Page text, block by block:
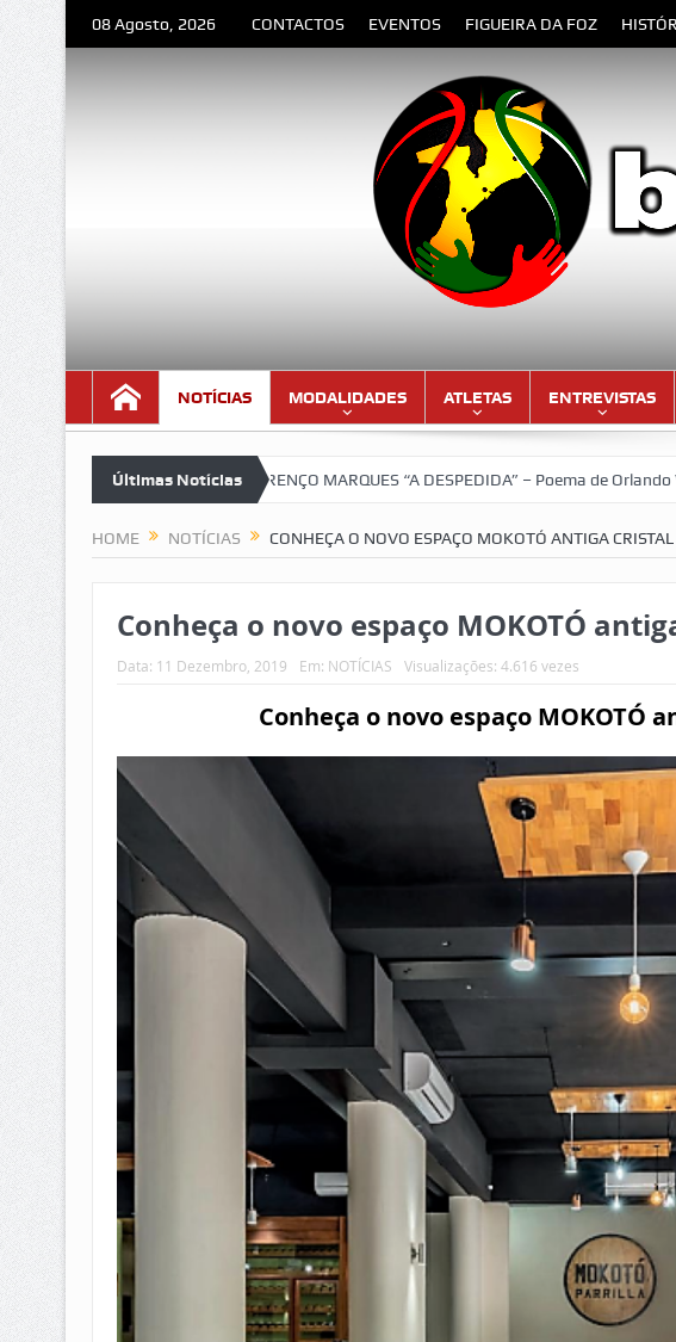
08 Agosto, 2026 CONTACTOS EVENTOS FIGUEIRA DA FOZ
NOTÍCIAS MODALIDADES ATLETAS ENTREVISTAS
Últimas Notícias
LOURENÇO MARQUES “A DESPEDIDA” – Poema de Orlando Valente VII
HOME NOTÍCIAS CONHEÇA O NOVO ESPAÇO MOKOTÓ ANTIGA
Conheça o novo espaço MOKOTÓ
Data: 11 Dezembro, 2019 Em: NOTÍCIAS Visualizações: 4.616 vezes
Conheça o novo espaço MOKOTÓ